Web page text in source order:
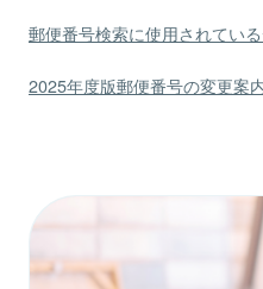
郵便番号検索に使用されてい
2025年度版郵便番号の変更案